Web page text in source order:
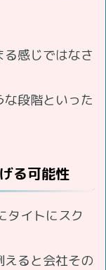
感じではなさ
段階といった
る可能性
タイトにスク
ると会社その